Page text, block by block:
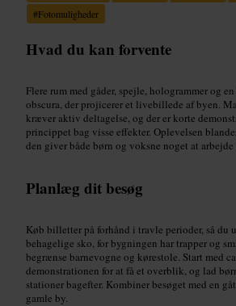
#Fotomuligheder
Hvad du kan forvente
Flere rum med gåder, spejle, hologrammer og
obscura, der projicerer et livebillede af byen.
kræver aktiv deltagelse, og der er korte
princippet bag visse effekter. Oplevelsen
den giver både børn og voksne noget at arbejde
Planlæg dit besøg
Køb billetter på forhånd i travle perioder, så du
behagelige sko, for bygningen har trapper og
begrænse barnevogne og kørestole. Start med
demonstrationen for at få et overblik, og lad
stationer bagefter. Kombiner besøget med en
gamle by.